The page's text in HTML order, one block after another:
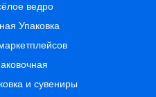
ведро
Упаковка
и сувениры